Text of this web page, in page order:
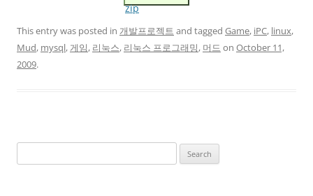
zip
This entry was posted in 개발프로젝트 and tagged Game, iPC, linux,
Mud, mysql, 게임, 리눅스, 리눅스 프로그래밍, 머드 on October 11,
2009.
for: